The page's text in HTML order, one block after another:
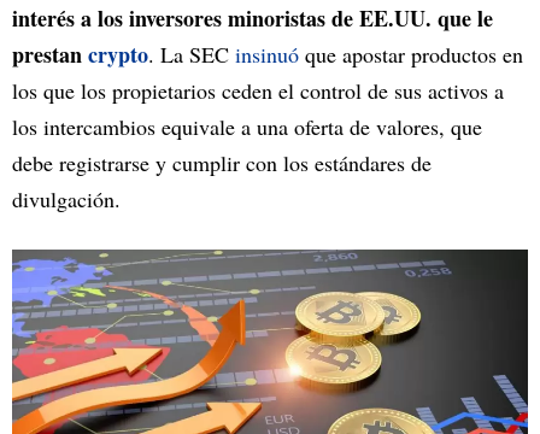
interés a los inversores minoristas de EE.UU. que le
prestancrypto. La SEC insinuó que apostar productos en
los que los propietarios ceden el control de sus activos a
los intercambios equivale a una oferta de valores, que
debe registrarse y cumplir con los estándares de
divulgación.